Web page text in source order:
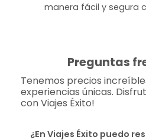
manera fácil y segura
Preguntas
Tenemos precios
experiencias únicas.
con Viajes Éxito!
¿En Viajes Éxito puedo